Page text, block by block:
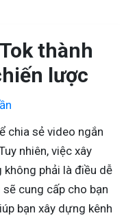
thành
lược
chia sẻ video ngắn
nhiên, việc xây
phải là điều dễ
cung cấp cho bạn
bạn xây dựng kênh